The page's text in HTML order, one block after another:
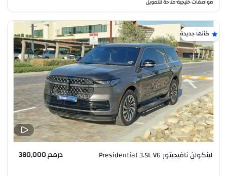
مواصفات خليجية•متاحة للتمويل
كأنها جديدة
لينكولن نافيجيتور Presidential 3.5L V6 درهم 380,000